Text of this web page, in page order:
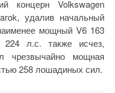
концерн Volkswagen
удалив начальный
мощный V6 163
л.с. также исчез,
чрезвычайно мощная
258 лошадиных сил.